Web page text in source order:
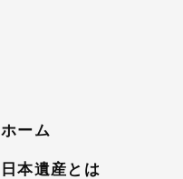
ホーム
日本遺産とは